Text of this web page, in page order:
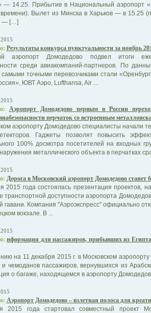
— 14.25. Прибытие в Национальный аэропорт
Вылет из Минска в Харьков — в 15.25
— […]
Результаты конкурса пунктуальности за ноябрь
аэропорт Домодедово подвел итоги
среди авиакомпаний-партнеров. По
самыми точными перевозчиками стали
ЮВТ Аэро, Lufthansa, Air ...
Аэропорт Домодедово первым в России
перчаток со встроенным
аэропорту Домодедово специалисты начали
Гаджеты позволят повысить
100% досмотра посетителей на входных
металлического объекта в перчатках
Дорога в Московский аэропорт Домодедово станет
2015 года состоялась презентация проектов,
транспортной доступности аэропорта
гавани. Компания "Аэроэкспресс" официально
вокзале. В ...
нформация для пассажиров, прибывших из
на 11 декабря 2015 г. в Московском
и чемоданов пассажиров, вернувшихся из
о багаже, находящемся в аэропорту
Аэропорт Домодедово – взлетная полоса для
2015 года стартовал совместный проект